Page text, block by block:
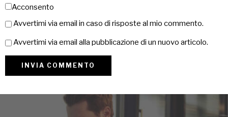
Acconsento
Avvertimi via email in caso di risposte al mio commento.
Avvertimi via email alla pubblicazione di un nuovo articolo.